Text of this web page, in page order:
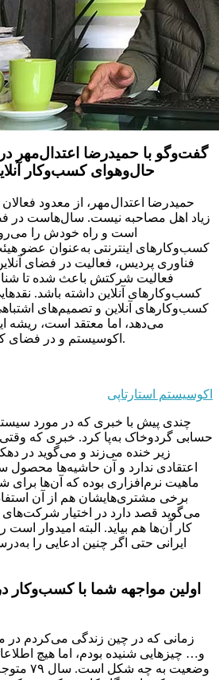
گفت‌وگو با حمیدرضا اعتدال‌مهر
حال‌وهوای کسب‌وکار
حمیدرضا اعتدال‌مهر، از معدود
زیاد اهل مصاحبه نیست. سال‌هاست در
است و راه خودش را
کسب‌وکارهای اینترنتی به‌عنوان عضو
فعالیت شرکتش باعث شده تا
کسب‌وکارهای آنلاین داشته باشد.
کسب‌وکارهای آنلاین و تصمیم‌های
می‌دهد، اما معتقد است، ریشه
اکوسیستم و در فضای کلی اقتصاد جست‌وجو کرد.
اکوسیستم استارتاپی
حسابی گردوخاک به‌پا کرد. خبری که
زیر خنده می‌زند و می‌گوید در
اعتقادی ندارد و آن حاشیه‌ها محصول
ماهیت نرم‌افزاری بوده که آن‌ها
برخی مشتری‌هایشان هم از آن
می‌گوید قصد دارد در اختیار شرکت‌های
کار آن‌ها هم بیاید. البته امیدوار
ایرانی حتی اگر چنین ادعایی را
اولین مواجهه شما با کسب‌وکار
زمانی که در چین زندگی می‌کردم در
و… چیزهایی شنیده بودم، اما هیچ
وضعیت به